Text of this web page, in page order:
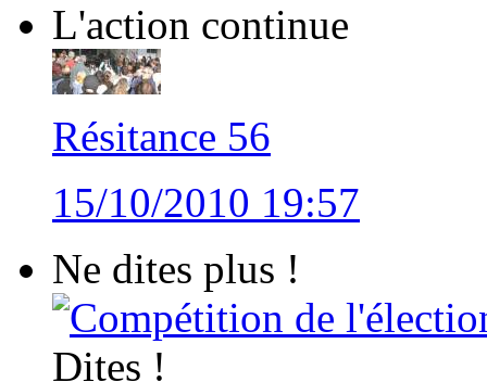
L'action continue
Résitance 56
15/10/2010 19:57
Ne dites plus !
Compétition de
Dites !